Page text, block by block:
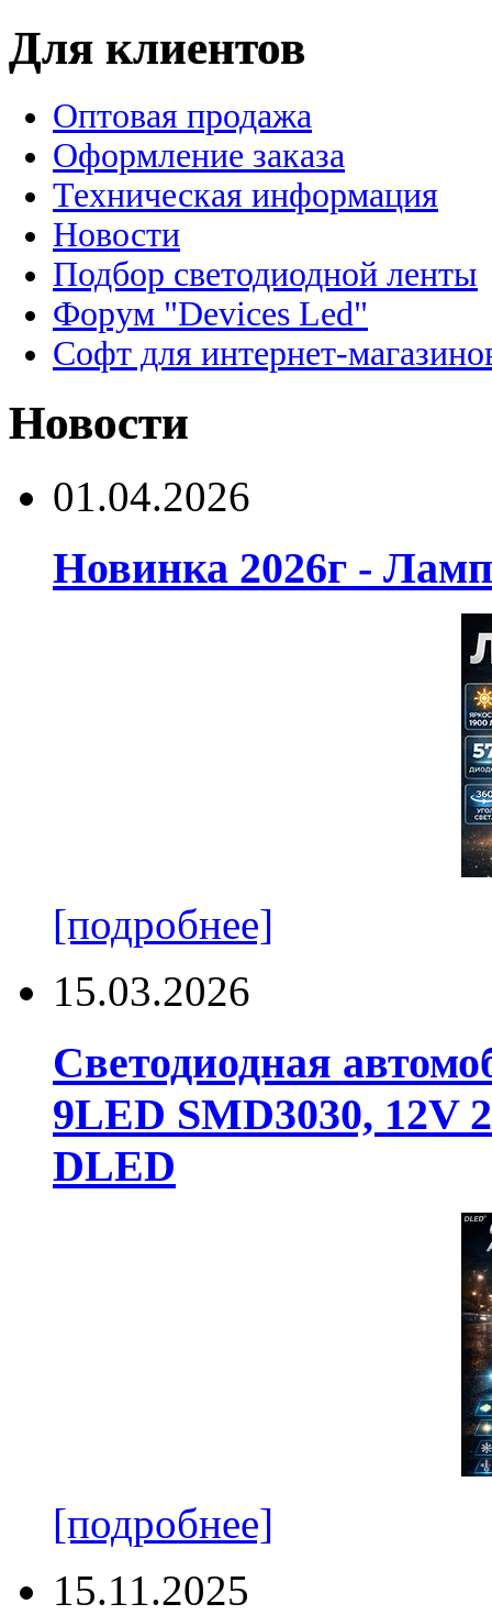
Для клиентов
Оптовая продажа
Оформление заказа
Техническая информация
Новости
Подбор светодиодной ленты
Форум "Devices Led"
Софт для интернет-
Новости
01.04.2026
Новинка 2026г -
[подробнее]
15.03.2026
Светодиодная
9LED SMD3030, 12V
DLED
[подробнее]
15.11.2025